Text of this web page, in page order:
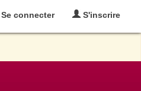
Se connecter S'inscrire